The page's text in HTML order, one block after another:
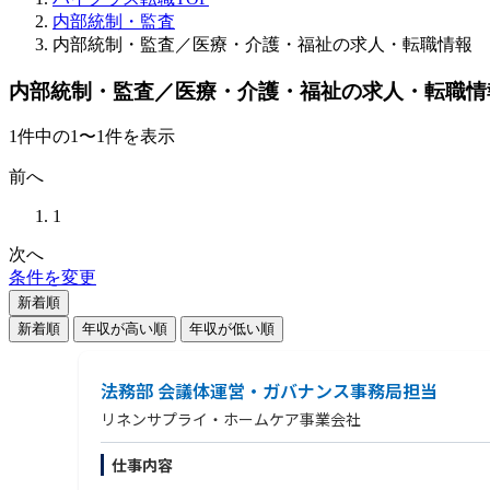
内部統制・監査
内部統制・監査／医療・介護・福祉の求人・転職情報
内部統制・監査／医療・介護・福祉の求人・転職
1件中の1〜1件を表示
前へ
1
次へ
条件を変更
新着順
新着順
年収が高い順 年収が低い順
法務部 会議体運営・ガバナンス事務局担当
リネンサプライ・ホームケア事業会社
仕事内容